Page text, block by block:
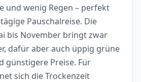
und wenig Regen – perfekt
Pauschalreise. Die
bis November bringt zwar
dafür aber auch üppig grüne
günstigere Preise. Für
sich die Trockenzeit